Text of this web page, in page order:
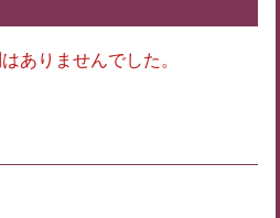
ありませんでした。